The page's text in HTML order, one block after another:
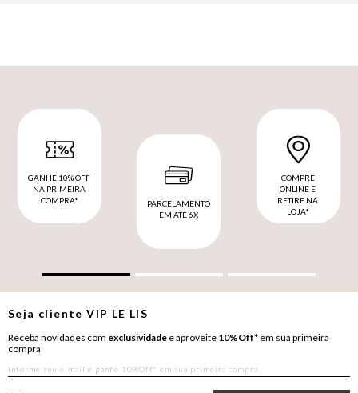
GANHE 10% OFF
NA PRIMEIRA
COMPRA*
PARCELAMENTO
EM ATÉ 6X
COMPRE
ONLINE E
RETIRE NA
LOJA*
Seja clienteVIP LE LIS
Receba novidades com exclusividade e aproveite 10%Off* em sua primeira
compra